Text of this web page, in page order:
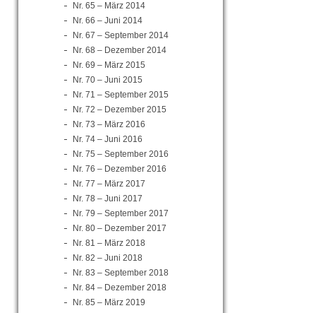
Nr. 65 – März 2014
Nr. 66 – Juni 2014
Nr. 67 – September 2014
Nr. 68 – Dezember 2014
Nr. 69 – März 2015
Nr. 70 – Juni 2015
Nr. 71 – September 2015
Nr. 72 – Dezember 2015
Nr. 73 – März 2016
Nr. 74 – Juni 2016
Nr. 75 – September 2016
Nr. 76 – Dezember 2016
Nr. 77 – März 2017
Nr. 78 – Juni 2017
Nr. 79 – September 2017
Nr. 80 – Dezember 2017
Nr. 81 – März 2018
Nr. 82 – Juni 2018
Nr. 83 – September 2018
Nr. 84 – Dezember 2018
Nr. 85 – März 2019